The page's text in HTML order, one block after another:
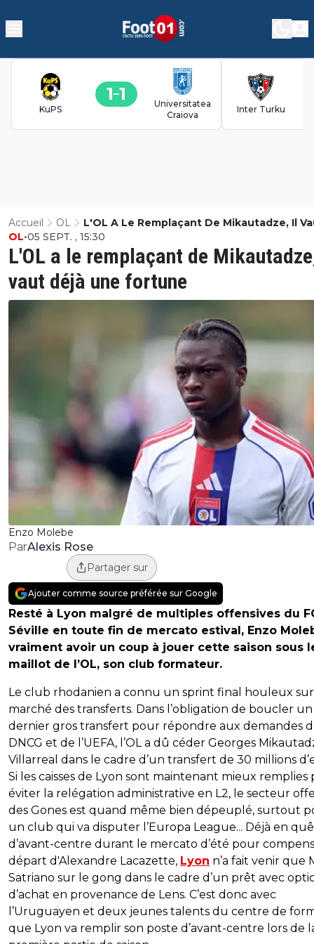
KuPS
1 1
Universitatea
Craiova
Inter Turku
Accueil OL
L'OL A Le Remplaçant De Mikautadze, Il
Déjà Une Fortune
Enzo Molebe
L'OL a le remplaçant de
vaut déjà une fortune
OL•05 SEPT. , 15:30
ParAlexis Rose
Partager sur
Ajouter comme source préférée sur Google
Resté à Lyon malgré de multiples offensives du
Séville en toute fin de mercato estival, Enzo
vraiment avoir un coup à jouer cette saison sous
maillot de l’OL, son club formateur.
Le club rhodanien a connu un sprint final houleux
marché des transferts. Dans l’obligation de boucler un
dernier gros transfert pour répondre aux demandes
DNCG et de l’UEFA, l’OL a dû céder Georges
Villarreal dans le cadre d’un transfert de 30 millions
Si les caisses de Lyon sont maintenant mieux remplies
éviter la relégation administrative en L2, le secteur
des Gones est quand même bien dépeuplé, surtout
un club qui va disputer l’Europa League... Déjà en
d’avant-centre durant le mercato d’été pour
départ d'Alexandre Lacazette, Lyon n’a fait venir que
Satriano sur le gong dans le cadre d’un prêt avec
d’achat en provenance de Lens. C’est donc avec
l’Uruguayen et deux jeunes talents du centre de
que Lyon va remplir son poste d’avant-centre lors de